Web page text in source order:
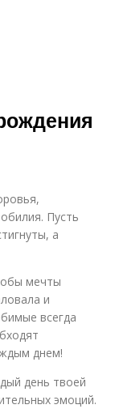
Пусть
а
мечты
и
всегда
днем!
день твоей
эмоций.